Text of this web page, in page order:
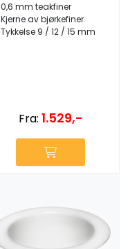
0,6 mm teakfiner
Kjerne av bjørkefiner
Tykkelse 9 / 12 / 15 mm
Fra: 1.529,-